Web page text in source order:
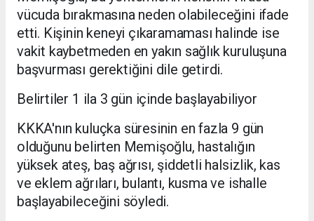
vücuda bırakmasına neden olabileceğini ifade
etti. Kişinin keneyi çıkaramaması halinde ise
vakit kaybetmeden en yakın sağlık kuruluşuna
başvurması gerektiğini dile getirdi.
Belirtiler 1 ila 3 gün içinde başlayabiliyor
KKKA'nın kuluçka süresinin en fazla 9 gün
olduğunu belirten Memişoğlu, hastalığın
yüksek ateş, baş ağrısı, şiddetli halsizlik, kas
ve eklem ağrıları, bulantı, kusma ve ishalle
başlayabileceğini söyledi.